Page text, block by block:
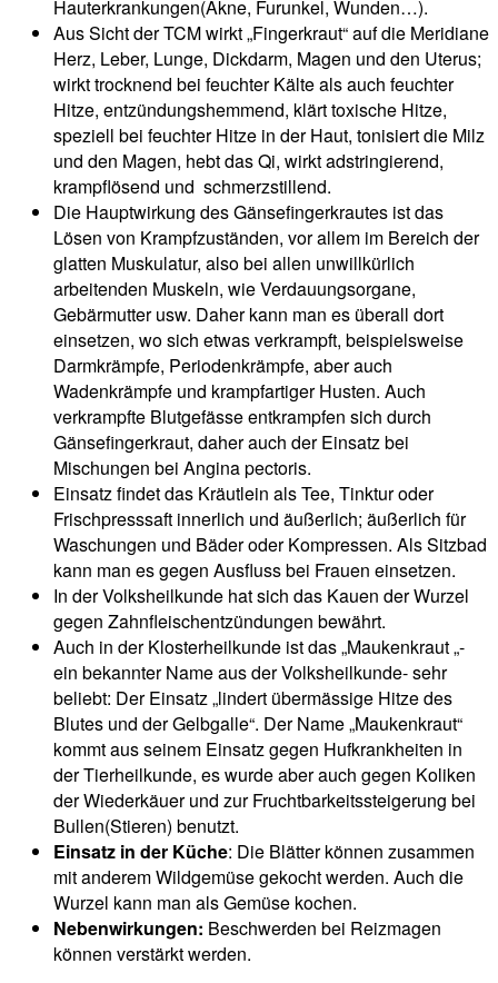
Hauterkrankungen(Akne, Furunkel, Wunden…).
Aus Sicht der TCM wirkt „Fingerkraut“ auf die Meridiane
Herz, Leber, Lunge, Dickdarm, Magen und den Uterus;
wirkt trocknend bei feuchter Kälte als auch feuchter
Hitze, entzündungshemmend, klärt toxische Hitze,
speziell bei feuchter Hitze in der Haut, tonisiert die Milz
und den Magen, hebt das Qi, wirkt adstringierend,
krampflösend und schmerzstillend.
Die Hauptwirkung des Gänsefingerkrautes ist das
Lösen von Krampfzuständen, vor allem im Bereich der
glatten Muskulatur, also bei allen unwillkürlich
arbeitenden Muskeln, wie Verdauungsorgane,
Gebärmutter usw. Daher kann man es überall dort
einsetzen, wo sich etwas verkrampft, beispielsweise
Darmkrämpfe, Periodenkrämpfe, aber auch
Wadenkrämpfe und krampfartiger Husten. Auch
verkrampfte Blutgefässe entkrampfen sich durch
Gänsefingerkraut, daher auch der Einsatz bei
Mischungen bei Angina pectoris.
Einsatz findet das Kräutlein als Tee, Tinktur oder
Frischpresssaft innerlich und äußerlich; äußerlich für
Waschungen und Bäder oder Kompressen. Als Sitzbad
kann man es gegen Ausfluss bei Frauen einsetzen.
In der Volksheilkunde hat sich das Kauen der Wurzel
gegen Zahnfleischentzündungen bewährt.
Auch in der Klosterheilkunde ist das „Maukenkraut „-
ein bekannter Name aus der Volksheilkunde- sehr
beliebt: Der Einsatz „lindert übermässige Hitze des
Blutes und der Gelbgalle“. Der Name „Maukenkraut“
kommt aus seinem Einsatz gegen Hufkrankheiten in
der Tierheilkunde, es wurde aber auch gegen Koliken
der Wiederkäuer und zur Fruchtbarkeitssteigerung bei
Bullen(Stieren) benutzt.
Einsatz in der Küche: Die Blätter können zusammen
mit anderem Wildgemüse gekocht werden. Auch die
Wurzel kann man als Gemüse kochen.
Nebenwirkungen: Beschwerden bei Reizmagen
können verstärkt werden.